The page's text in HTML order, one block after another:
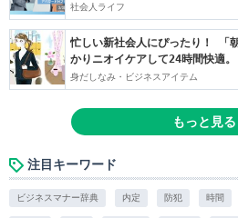
社会人ライフ
忙しい新社会人にぴったり！ 「
かりニオイケアして24時間快適。
身だしなみ・ビジネスアイテム
もっと見る
注目キーワード
ビジネスマナー辞典 内定 防犯 時間